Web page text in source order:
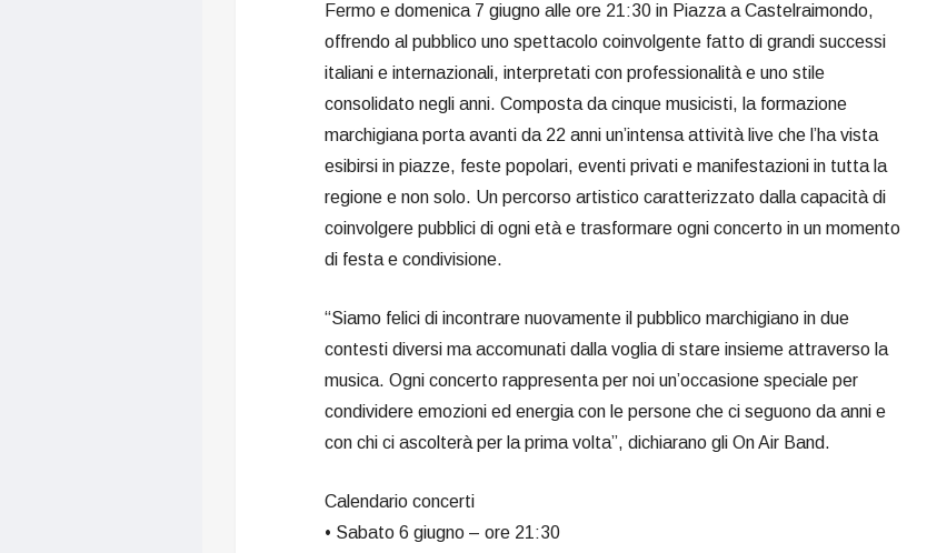
Fermo e domenica 7 giugno alle ore 21:30 in Piazza a Castelraimondo,
offrendo al pubblico uno spettacolo coinvolgente fatto di grandi successi
italiani e internazionali, interpretati con professionalità e uno stile
consolidato negli anni. Composta da cinque musicisti, la formazione
marchigiana porta avanti da 22 anni un’intensa attività live che l’ha vista
esibirsi in piazze, feste popolari, eventi privati e manifestazioni in tutta la
regione e non solo. Un percorso artistico caratterizzato dalla capacità di
coinvolgere pubblici di ogni età e trasformare ogni concerto in un momento
di festa e condivisione.
“Siamo felici di incontrare nuovamente il pubblico marchigiano in due
contesti diversi ma accomunati dalla voglia di stare insieme attraverso la
musica. Ogni concerto rappresenta per noi un’occasione speciale per
condividere emozioni ed energia con le persone che ci seguono da anni e
con chi ci ascolterà per la prima volta”, dichiarano gli On Air Band.
Calendario concerti
• Sabato 6 giugno – ore 21:30